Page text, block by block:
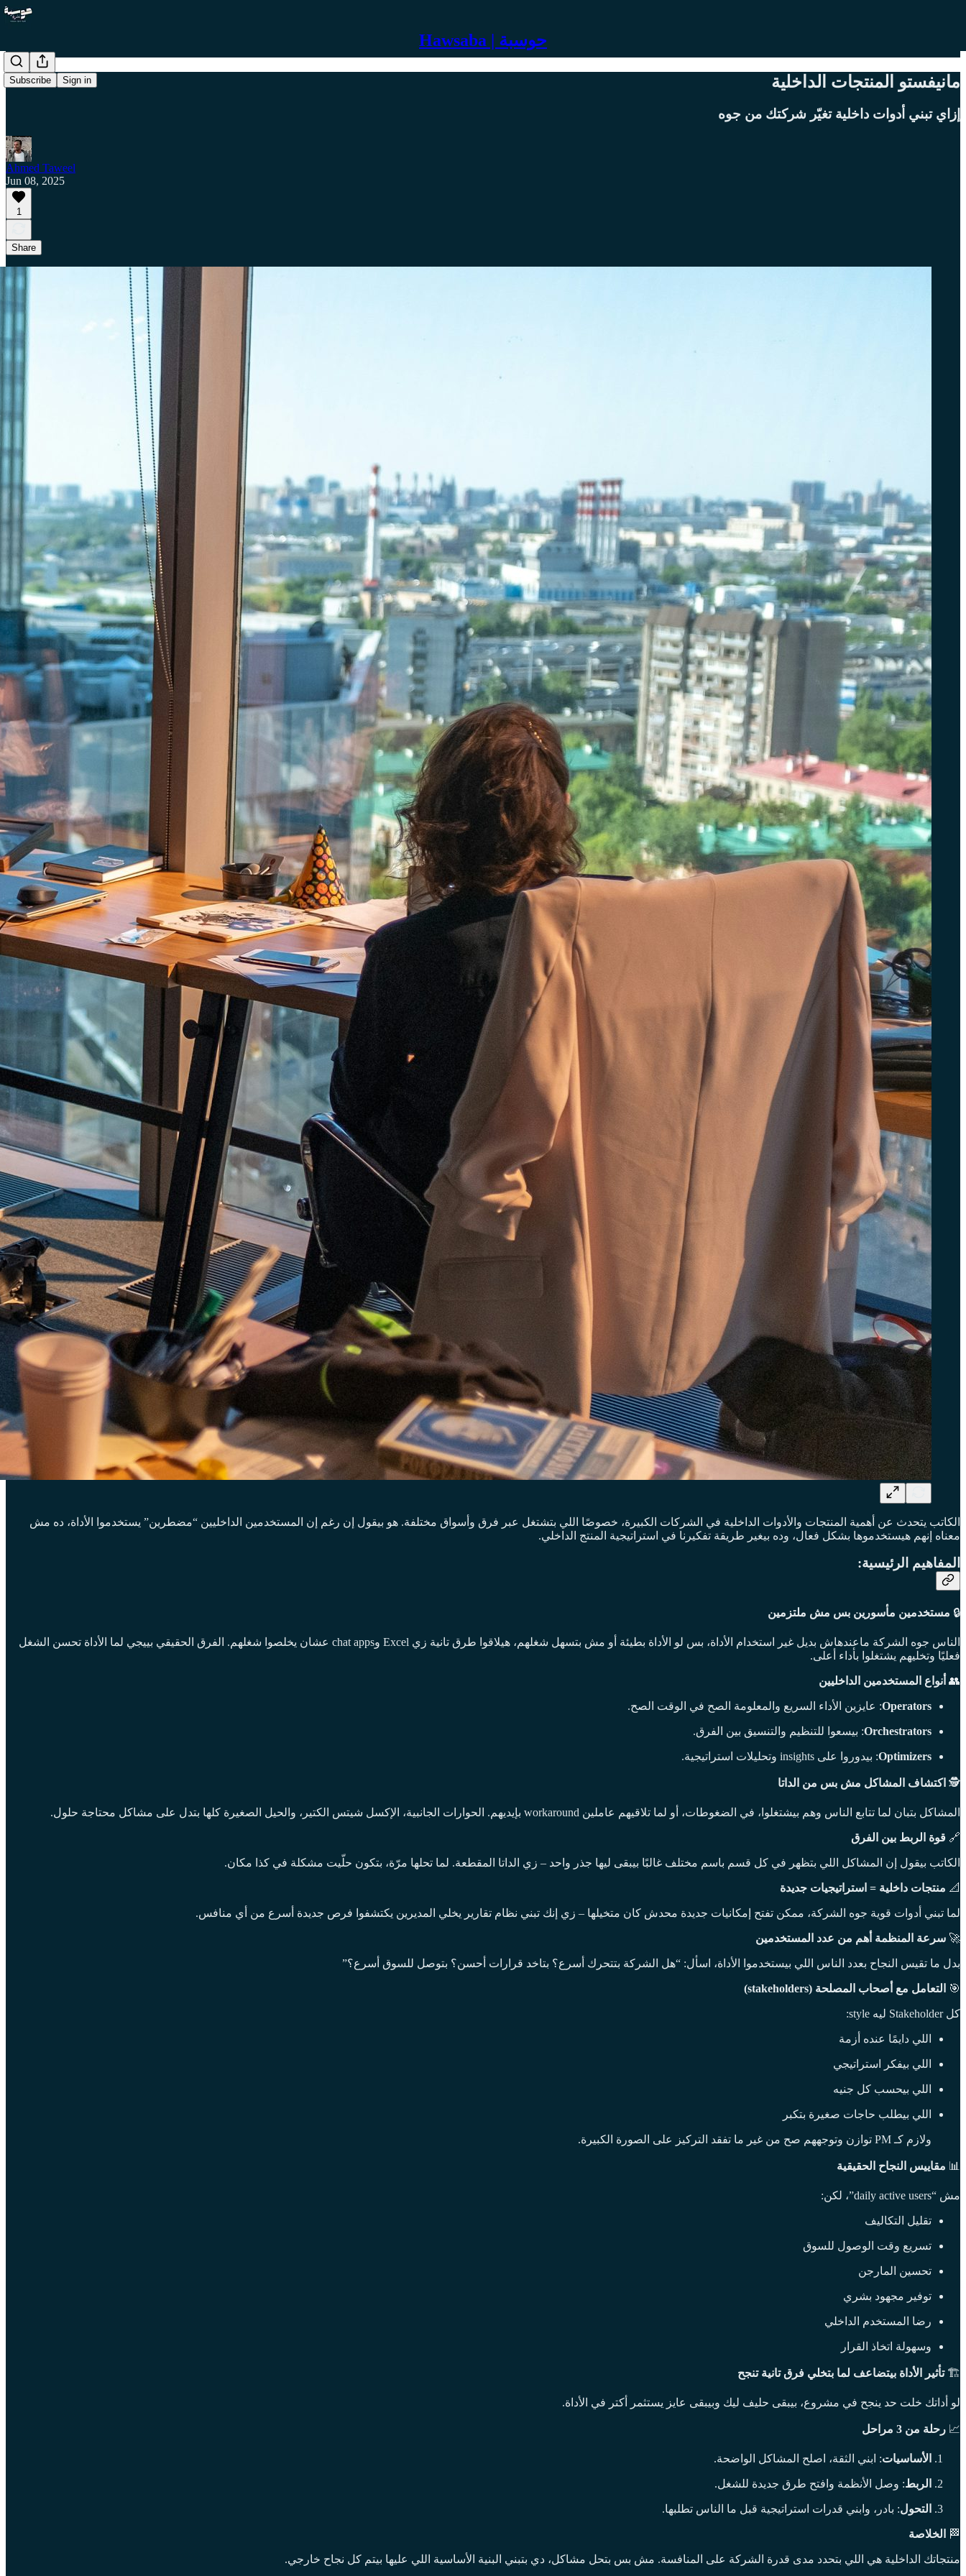
Hawsaba | حوسبة
Subscribe Sign in مانيفستو المنتجات الداخلية
إزاي تبني أدوات داخلية تغيّر شركتك من جوه
Ahmed Taweel
Jun 08, 2025
1
Share
الكاتب يتحدث عن أهمية المنتجات والأدوات الداخلية في الشركات الكبيرة، خصوصًا اللي بتشتغل عبر فرق وأسواق مختلفة. هو بيقول إن رغم إن المستخدمين الداخليين “مضطرين” يستخدموا الأداة، ده مش
معناه إنهم هيستخدموها بشكل فعال، وده بيغير طريقة تفكيرنا في استراتيجية المنتج الداخلي.
المفاهيم الرئيسية:
🔒 مستخدمين مأسورين بس مش ملتزمين
الناس جوه الشركة ماعندهاش بديل غير استخدام الأداة، بس لو الأداة بطيئة أو مش بتسهل شغلهم، هيلاقوا طرق تانية زي Excel وchat apps عشان يخلصوا شغلهم. الفرق الحقيقي بييجي لما الأداة تحسن الشغل
فعليًا وتخليهم يشتغلوا بأداء أعلى.
👥 أنواع المستخدمين الداخليين
Operators: عايزين الأداء السريع والمعلومة الصح في الوقت الصح.
Orchestrators: بيسعوا للتنظيم والتنسيق بين الفرق.
Optimizers: بيدوروا على insights وتحليلات استراتيجية.
🕵️ اكتشاف المشاكل مش بس من الداتا
المشاكل بتبان لما تتابع الناس وهم بيشتغلوا، في الضغوطات، أو لما تلاقيهم عاملين workaround بإيديهم. الحوارات الجانبية، الإكسل شيتس الكتير، والحيل الصغيرة كلها بتدل على مشاكل محتاجة حلول.
🔗 قوة الربط بين الفرق
الكاتب بيقول إن المشاكل اللي بتظهر في كل قسم باسم مختلف غالبًا بيبقى ليها جذر واحد – زي الداتا المقطعة. لما تحلها مرّة، بتكون حلّيت مشكلة في كذا مكان.
📐 منتجات داخلية = استراتيجيات جديدة
لما تبني أدوات قوية جوه الشركة، ممكن تفتح إمكانيات جديدة محدش كان متخيلها – زي إنك تبني نظام تقارير يخلي المديرين يكتشفوا فرص جديدة أسرع من أي منافس.
🚀 سرعة المنظمة أهم من عدد المستخدمين
بدل ما تقيس النجاح بعدد الناس اللي بيستخدموا الأداة، اسأل: “هل الشركة بتتحرك أسرع؟ بتاخد قرارات أحسن؟ بتوصل للسوق أسرع؟”
🎯 التعامل مع أصحاب المصلحة (stakeholders)
كل Stakeholder ليه style:
اللي دايمًا عنده أزمة
اللي بيفكر استراتيجي
اللي بيحسب كل جنيه
اللي بيطلب حاجات صغيرة بتكبر
ولازم كـ PM توازن وتوجههم صح من غير ما تفقد التركيز على الصورة الكبيرة.
📊 مقاييس النجاح الحقيقية
مش “daily active users”، لكن:
تقليل التكاليف
تسريع وقت الوصول للسوق
تحسين المارجن
توفير مجهود بشري
رضا المستخدم الداخلي
وسهولة اتخاذ القرار
🏗️تأثير الأداة بيتضاعف لما بتخلي فرق تانية تنجح
لو أداتك خلت حد ينجح في مشروع، بيبقى حليف ليك وبيبقى عايز يستثمر أكتر في الأداة.
📈 رحلة من 3 مراحل
الأساسيات: ابني الثقة، اصلح المشاكل الواضحة.
الربط: وصل الأنظمة وافتح طرق جديدة للشغل.
التحول: بادر، وابني قدرات استراتيجية قبل ما الناس تطلبها.
🏁 الخلاصة
منتجاتك الداخلية هي اللي بتحدد مدى قدرة الشركة على المنافسة. مش بس بتحل مشاكل، دي بتبني البنية الأساسية اللي عليها بيتم كل نجاح خارجي.